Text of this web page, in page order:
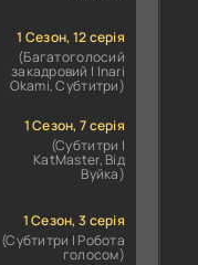
1 Сезон, 12 серія
(Багатоголосий
закадровий | Inari
Okami, Субтитри)
1 Сезон, 7 серія
(Субтитри |
KatMaster, Від
Вуйка)
1 Сезон, 3 серія
(Субтитри | Робота
голосом)